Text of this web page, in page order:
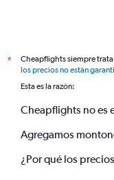
*
Cheapflights siempre
los precios no están
Esta es la razón:
Cheapflights no es
Agregamos
¿Por qué los